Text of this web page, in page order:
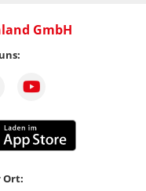
GmbH
Ort: